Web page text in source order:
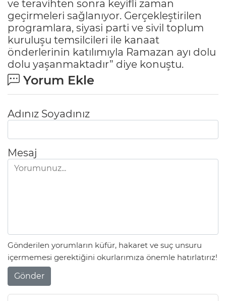
ve teravihten sonra keyifli zaman
geçirmeleri sağlanıyor. Gerçekleştirilen
programlara, siyasi parti ve sivil toplum
kuruluşu temsilcileri ile kanaat
önderlerinin katılımıyla Ramazan ayı dolu
dolu yaşanmaktadır” diye konuştu.
Yorum Ekle
Adınız Soyadınız
Mesaj
Gönderilen yorumların küfür, hakaret ve suç unsuru
içermemesi gerektiğini okurlarımıza önemle hatırlatırız!
Gönder